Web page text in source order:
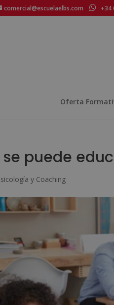
comercial@escuelaelbs.com +34
Oferta
se puede
y Coaching